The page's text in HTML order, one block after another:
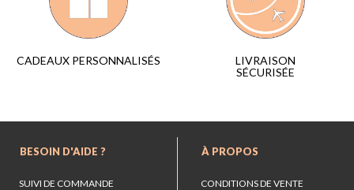
CADEAUX PERSONNALISÉS
LIVRAISON
SÉCURISÉE
BESOIN D'AIDE ?
SUIVI DE COMMANDE
À PROPOS
CONDITIONS DE VENTE